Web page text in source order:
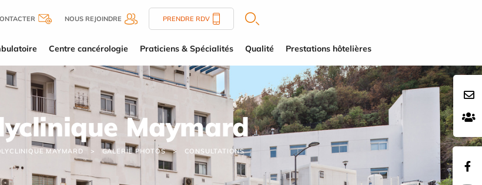
NOUS REJOINDRE PRENDRE RDV
Centre cancérologie Praticiens & Spécialités Qualité Prestations hôtelières
Maymard
MAYMARD GALERIE PHOTOS CONSULTATIONS